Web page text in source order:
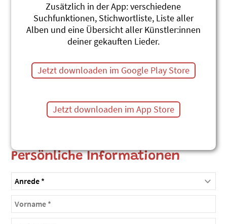
Zugangsdaten
Persönliche Informationen
Zusätzlich in der App: verschiedene
Suchfunktionen, Stichwortliste, Liste aller
Alben und eine Übersicht aller Künstler:innen
deiner gekauften Lieder.
Jetzt downloaden im Google Play Store
Jetzt downloaden im App Store